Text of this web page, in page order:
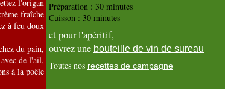
l'origan
fraîche
à feu doux
du pain,
de l'ail,
à la poêle
Préparation : 30 minutes
Cuisson : 30 minutes
et pour l'apéritif,
ouvrez une bouteille de vin de sureau
Toutes nos recettes de campagne